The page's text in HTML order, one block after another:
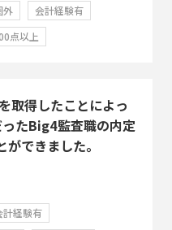
外
会計経験有
点以上
取得したことによっ
たBig4監査職の内定
できました。
計経験有